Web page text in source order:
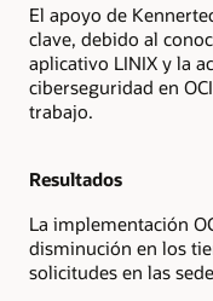
El apoyo de
clave, debido al
aplicativo LINIX y la
ciberseguridad en
trabajo.
Resultados
La implementación
disminución en los
solicitudes en las